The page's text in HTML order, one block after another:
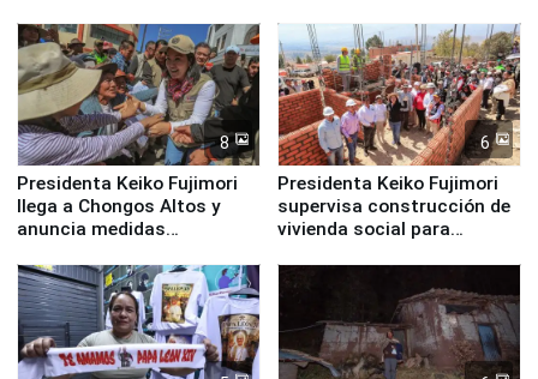
8
Presidenta Keiko Fujimori
llega a Chongos Altos y
anuncia medidas
educación, salud y empleo
6
Presidenta Keiko Fujimori
supervisa construcción de
vivienda social para